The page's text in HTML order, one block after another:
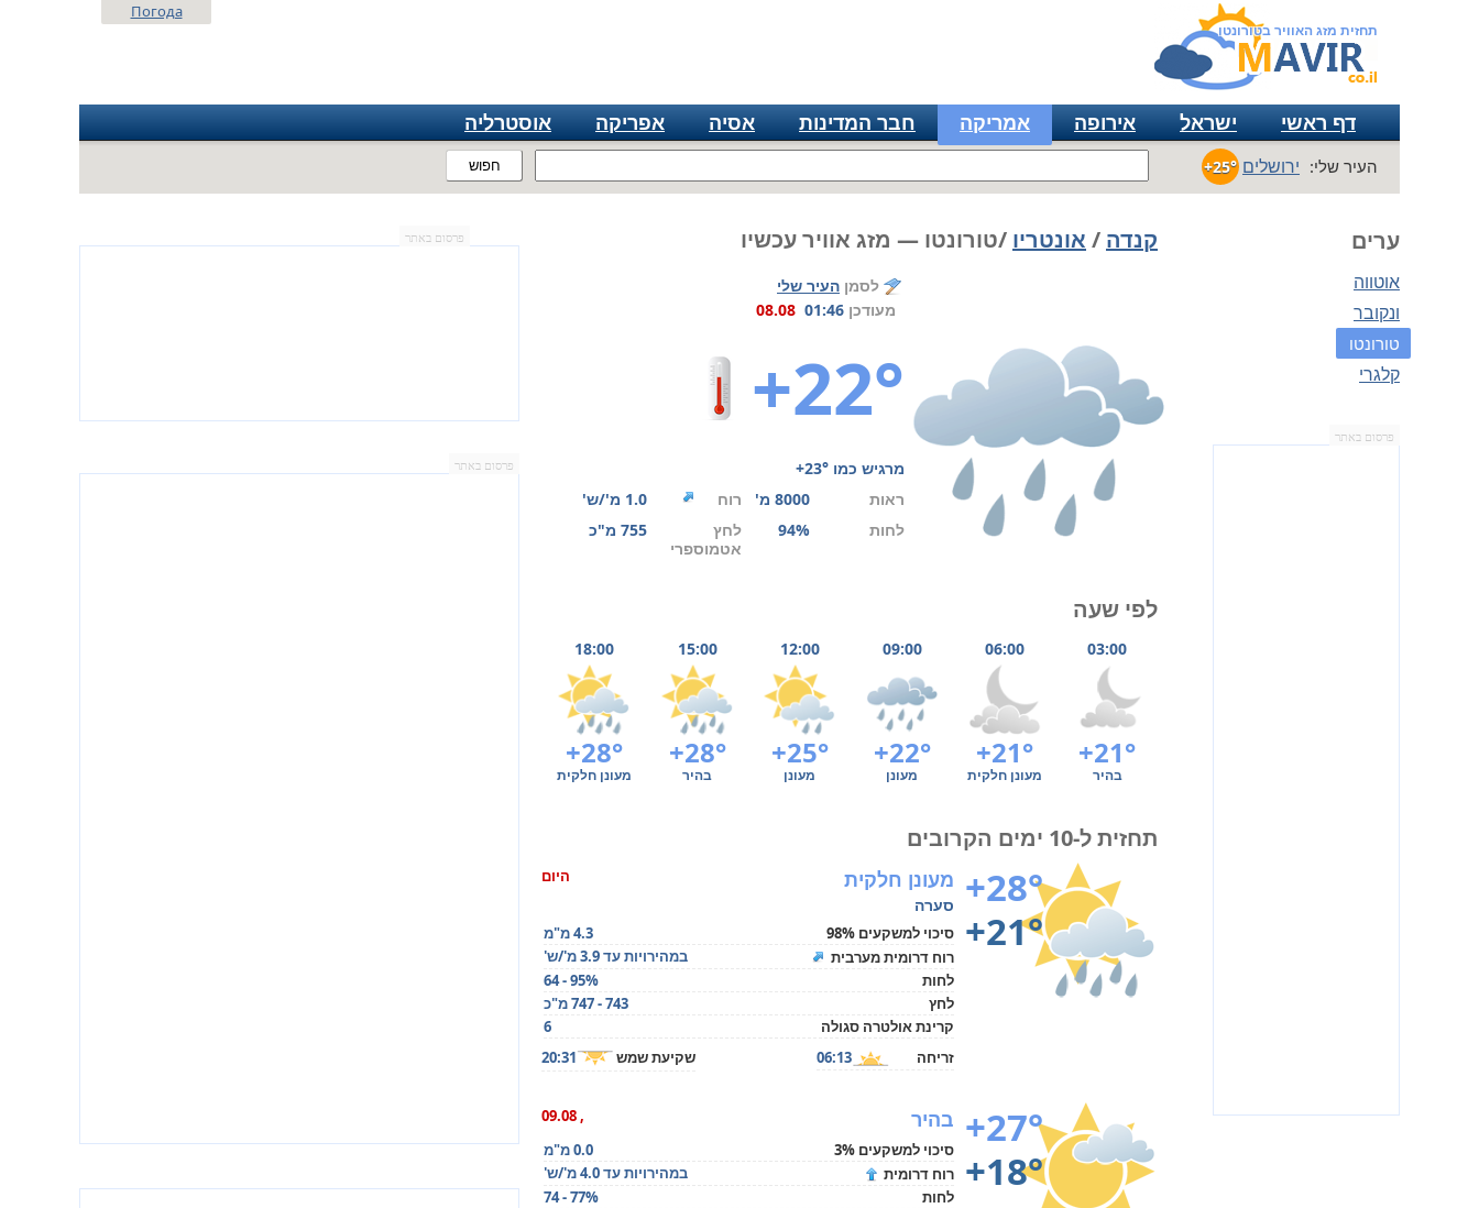
תחזית מזג האוויר בטורונטו
חפוש
Погода
דף ראשי ישראל אירופה אמריקה חבר המדינות אסיה אפריקה אוסטרליה
העיר שלי: ירושלים +25°
ערים
אוטווה
ונקובר
טורונטו
קלגרי
פרסום באתר
קנדה / אונטריו /טורונטו — מזג אוויר עכשיו
לסמן העיר שלי
מעודכן 01:46
08.08
+22°
מרגיש כמו +23°
ראות
8000 מ' רוח
1.0 מ'/ש'
לחות
94%
לחץ
אטמוספרי
755 מ"כ
לפי שעה
03:00
06:00
09:00
12:00
15:00
18:00
+21°
+21°
+22°
+25°
+28°
+28°
בהיר מעונן חלקית מעונן מעונן בהיר מעונן חלקית
תחזית ל-10 ימים הקרובים
+28°
+21°
היום מעונן חלקית
סערה
סיכוי למשקעים 98%
4.3 מ"מ
רוח דרומית מערבית
במהירויות עד 3.9 מ'/ש'
לחות
64 - 95%
לחץ
743 - 747 מ"כ
קרינת אולטרה סגולה
6
זריחה
06:13 שקיעת שמש 20:31
+27°
+18°
, 09.08 בהיר
סיכוי למשקעים 3%
0.0 מ"מ
רוח דרומית
במהירויות עד 4.0 מ'/ש'
לחות
74 - 77%
פרסום באתר
פרסום באתר